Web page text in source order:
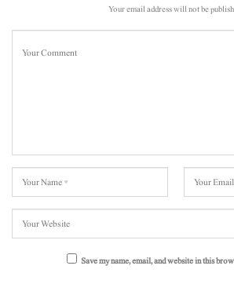
Your email address will not be
Save my name, email, and website in this